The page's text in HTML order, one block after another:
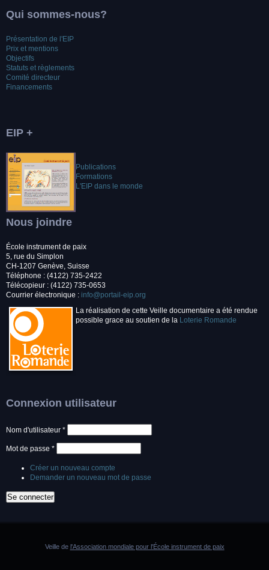
Qui sommes-nous?
Présentation de l'EIP
Prix et mentions
Objectifs
Statuts et règlements
Comité directeur
Financements
EIP +
Publications
Formations
L'EIP dans le monde
Nous joindre
École instrument de paix
5, rue du Simplon
CH-1207 Genève, Suisse
Téléphone : (4122) 735-2422
Télécopieur : (4122) 735-0653
Courrier électronique : info@portail-eip.org
La réalisation de cette Veille documentaire a été rendue
possible grace au soutien de la Loterie Romande
Connexion utilisateur
Nom d'utilisateur *
Mot de passe *
Créer un nouveau compte
Demander un nouveau mot de passe
Veille de l'Association mondiale pour l'École instrument de paix